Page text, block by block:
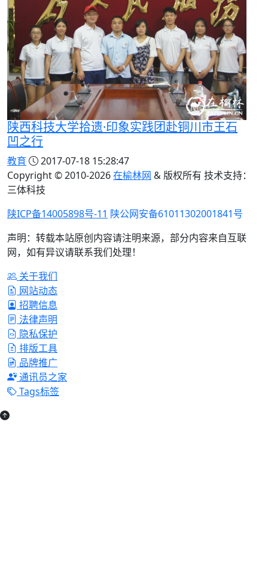
陕西科技大学拾遗·印象实践团赴铜川市王石
凹之行
教育
2017-07-18 15:28:47
Copyright © 2010-2026在榆林网 & 版权所有 技术支持：
三体科技
陕ICP备14005898号-11 陕公网安备61011302001841号
声明：转载本站原创内容请注明来源，部分内容来自互联
网，如有异议请联系我们处理！
关于我们
网站动态
招聘信息
法律声明
隐私保护
排版工具
品牌推广
通讯员之家
Tags标签